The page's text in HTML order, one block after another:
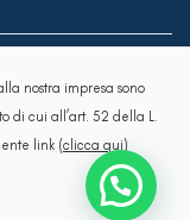
nostra impresa sono
di cui all’art. 52 della L.
link (clicca qui)